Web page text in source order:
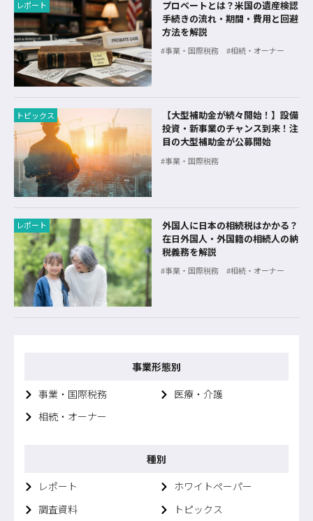
レポート
プロベートとは？米国の遺産検認
手続きの流れ・期間・費用と回避
方法を解説
事業・国際税務 相続・オーナー
トピックス
【大型補助金が続々開始！】設備
投資・新事業のチャンス到来！注
目の大型補助金が公募開始
事業・国際税務
レポート
外国人に日本の相続税はかかる？
在日外国人・外国籍の相続人の納
税義務を解説
事業・国際税務 相続・オーナー
事業形態別
事業・国際税務
医療・介護
相続・オーナー
種別
レポート
ホワイトペーパー
調査資料
トピックス